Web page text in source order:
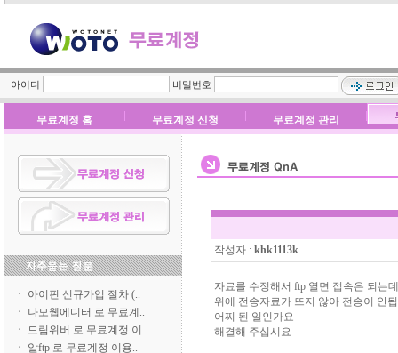
아이디 비밀번호
무료계정 홈 무료계정 신청 무료계정 관리
ㆍ 아이핀 신규가입 절차 (..
ㆍ 나모웹에디터 로 무료계..
ㆍ 드림위버 로 무료계정 이..
ㆍ 알ftp 로 무료계정 이용..